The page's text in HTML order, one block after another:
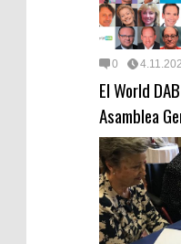
0
El World
Asamblea